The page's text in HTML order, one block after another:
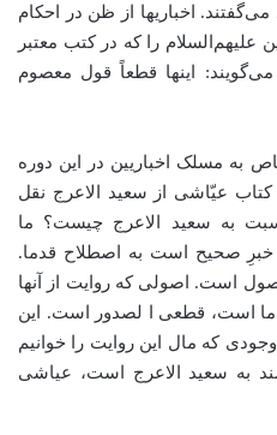
اخباریها از ظن در احکام
علیهم‌السلام را که در کتب معتبر
اینها قطعاً قول معصوم
به مسلک اخباریین در این دوره
عیّاشی از سعید الاعرج نقل
به سعید الاعرج چیست؟ ما
خبرِ صحیح است به اصطلاح قدما.
است. اصولی که روایت از آنها
است، قطعی ا لصدور است. این
که مال این روایت را خوانیم
به سعید الاعرج است،‌ عیاشی